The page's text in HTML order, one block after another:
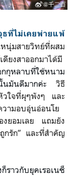
ธที่ไม่เคยพ่ายแพ้
นุ่มสายวิทย์ที่ผสม
ยงสาออกมาได้มี
กุหลาบที่ใช้หนาม
นมันดีมากค่ะ วิธี
วใจที่ผุๆพังๆ และ
ามอบอุ่นอ่อนโย
งยอมเลย แถมยัง
กรัก” และที่สำคัญ
าวกับยุคเรอเนซ็